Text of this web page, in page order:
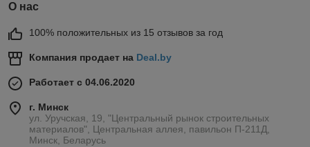
О нас
100% положительных из 15 отзывов за год
Компания продает на Deal.by
Работает с 04.06.2020
г. Минск
ул. Уручская, 19, "Центральный рынок строительных
материалов", Центральная аллея, павильон П-211Д,
Минск, Беларусь